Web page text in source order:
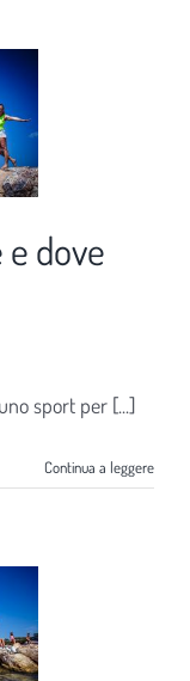
dove
sport per [...]
Continua a leggere